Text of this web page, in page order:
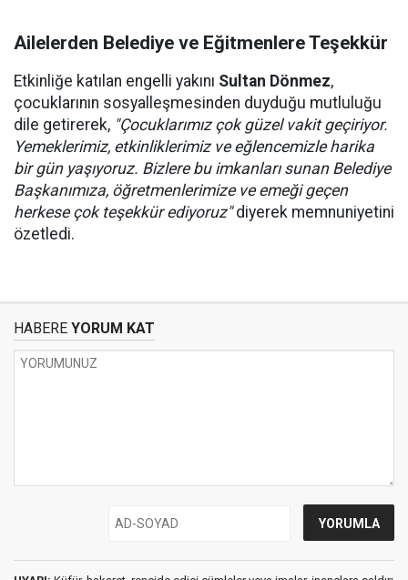
Ailelerden Belediye ve Eğitmenlere Teşekkür
Etkinliğe katılan engelli yakını Sultan Dönmez,
çocuklarının sosyalleşmesinden duyduğu mutluluğu
dile getirerek, "Çocuklarımız çok güzel vakit geçiriyor.
Yemeklerimiz, etkinliklerimiz ve eğlencemizle harika
bir gün yaşıyoruz. Bizlere bu imkanları sunan Belediye
Başkanımıza, öğretmenlerimize ve emeği geçen
herkese çok teşekkür ediyoruz"diyerek memnuniyetini
özetledi.
HABERE YORUM KAT